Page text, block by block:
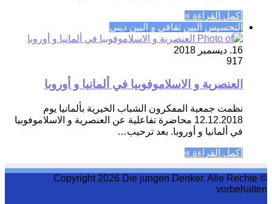
أكمل القراءة »
التحسيس البين ثقافي و البين ديني
16. ديسمبر 2018
917
العنصرية و الاسلاموفوبيا في ألمانيا و أوروبا
نظمت جمعية المفكرون الشباب الخيرية بألمانيا يوم
12.12.2018 محاضرة تفاعلية عن العنصرية و الاسلاموفوبيا
في ألمانيا و أوروبا. بعد ترحيب…
أكمل القراءة »
© Copyright 2026 Die jungen Denker. Alle Rechte
vorbehalten